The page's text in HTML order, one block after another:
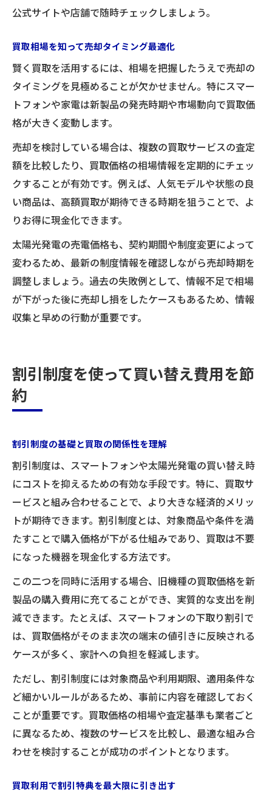
公式サイトや店舗で随時チェックしましょう。
買取相場を知って売却タイミング最適化
賢く買取を活用するには、相場を把握したうえで売却の
タイミングを見極めることが欠かせません。特にスマー
トフォンや家電は新製品の発売時期や市場動向で買取価
格が大きく変動します。
売却を検討している場合は、複数の買取サービスの査定
額を比較したり、買取価格の相場情報を定期的にチェッ
クすることが有効です。例えば、人気モデルや状態の良
い商品は、高額買取が期待できる時期を狙うことで、よ
りお得に現金化できます。
太陽光発電の売電価格も、契約期間や制度変更によって
変わるため、最新の制度情報を確認しながら売却時期を
調整しましょう。過去の失敗例として、情報不足で相場
が下がった後に売却し損をしたケースもあるため、情報
収集と早めの行動が重要です。
割引制度を使って買い替え費用を節
約
割引制度の基礎と買取の関係性を理解
割引制度は、スマートフォンや太陽光発電の買い替え時
にコストを抑えるための有効な手段です。特に、買取サ
ービスと組み合わせることで、より大きな経済的メリッ
トが期待できます。割引制度とは、対象商品や条件を満
たすことで購入価格が下がる仕組みであり、買取は不要
になった機器を現金化する方法です。
この二つを同時に活用する場合、旧機種の買取価格を新
製品の購入費用に充てることができ、実質的な支出を削
減できます。たとえば、スマートフォンの下取り割引で
は、買取価格がそのまま次の端末の値引きに反映される
ケースが多く、家計への負担を軽減します。
ただし、割引制度には対象商品や利用期限、適用条件な
ど細かいルールがあるため、事前に内容を確認しておく
ことが重要です。買取価格の相場や査定基準も業者ごと
に異なるため、複数のサービスを比較し、最適な組み合
わせを検討することが成功のポイントとなります。
買取利用で割引特典を最大限に引き出す